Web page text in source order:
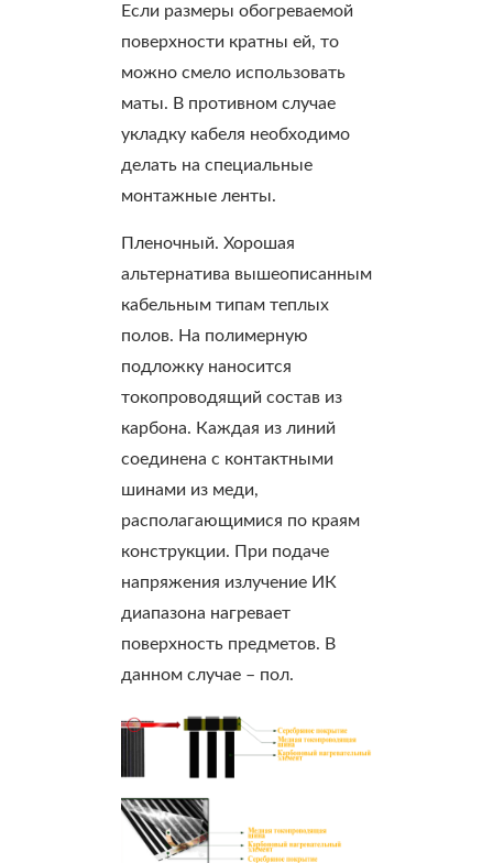
Если размеры обогреваемой
поверхности кратны ей, то
можно смело использовать
маты. В противном случае
укладку кабеля необходимо
делать на специальные
монтажные ленты.
Пленочный. Хорошая
альтернатива вышеописанным
кабельным типам теплых
полов. На полимерную
подложку наносится
токопроводящий состав из
карбона. Каждая из линий
соединена с контактными
шинами из меди,
располагающимися по краям
конструкции. При подаче
напряжения излучение ИК
диапазона нагревает
поверхность предметов. В
данном случае – пол.